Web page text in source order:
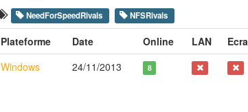
NeedForSpeedRivals NFSRivals
Plateforme Date Online LAN
Windows
24/11/2013 8